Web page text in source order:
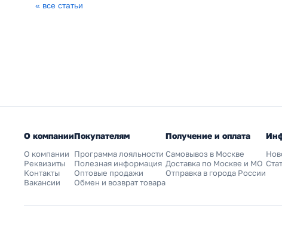
« все статьи
О компании
О компании
Реквизиты
Контакты
Вакансии
Покупателям
Программа лояльности
Полезная информация
Оптовые продажи
Обмен и возврат товара
Получение и оплата
Самовывоз в Москве
Доставка по Москве и МО
Отправка в города России